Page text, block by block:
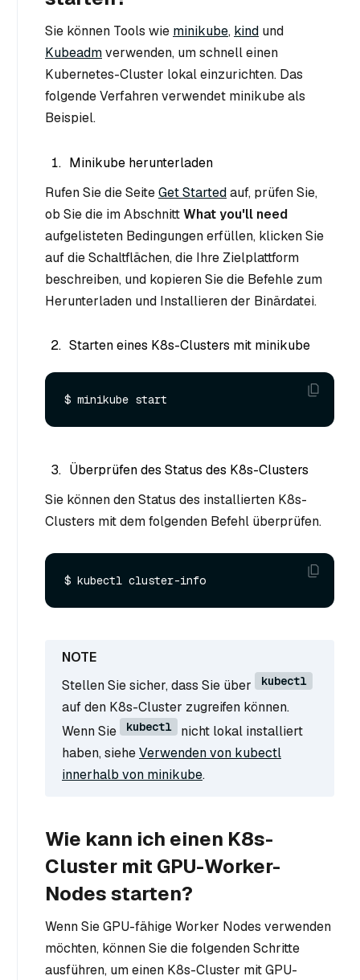
Sie können Tools wie minikube, kind und
Kubeadmverwenden, um schnell einen
Kubernetes-Cluster lokal einzurichten. Das
folgende Verfahren verwendet minikube als
Beispiel.
Minikube herunterladen
Rufen Sie die SeiteGet Startedauf, prüfen Sie,
ob Sie die im AbschnittWhat you'll need
aufgelisteten Bedingungen erfüllen, klicken Sie
auf die Schaltflächen, die Ihre Zielplattform
beschreiben, und kopieren Sie die Befehle zum
Herunterladen und Installieren der Binärdatei.
Starten eines K8s-Clusters mit minikube
Überprüfen des Status des K8s-Clusters
Sie können den Status des installierten K8s-
Clusters mit dem folgenden Befehl überprüfen.
Stellen Sie sicher, dass Sie über kubectl
auf den K8s-Cluster zugreifen können.
Wenn Sie
kubectl
nicht lokal installiert
haben, sieheVerwenden von kubectl
innerhalb von minikube.
Wie kann ich einen K8s-
Cluster mit GPU-Worker-
Nodes starten?
Wenn Sie GPU-fähige Worker Nodes verwenden
möchten, können Sie die folgenden Schritte
ausführen, um einen K8s-Cluster mit GPU-